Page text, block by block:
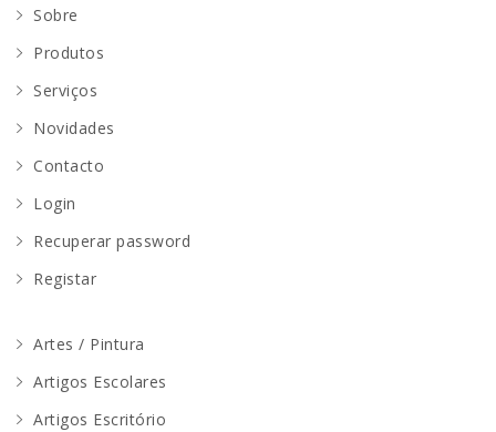
Sobre
Produtos
Serviços
Novidades
Contacto
Login
Recuperar password
Registar
Artes / Pintura
Artigos Escolares
Artigos Escritório